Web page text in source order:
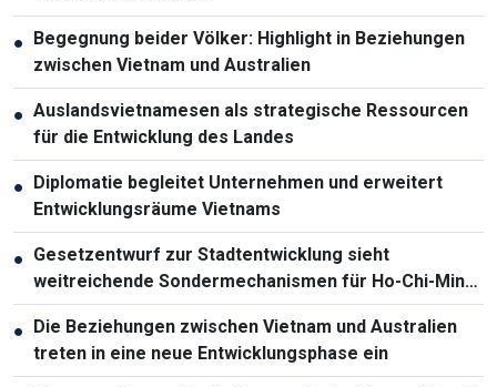
●
Begegnung beider Völker: Highlight in Beziehungen
zwischen Vietnam und Australien
● Auslandsvietnamesen als strategische Ressourcen
für die Entwicklung des Landes
●
Diplomatie begleitet Unternehmen und erweitert
Entwicklungsräume Vietnams
● Gesetzentwurf zur Stadtentwicklung sieht
weitreichende Sondermechanismen für Ho-Chi-Minh-
Stadt vor
●
Die Beziehungen zwischen Vietnam und Australien
treten in eine neue Entwicklungsphase ein